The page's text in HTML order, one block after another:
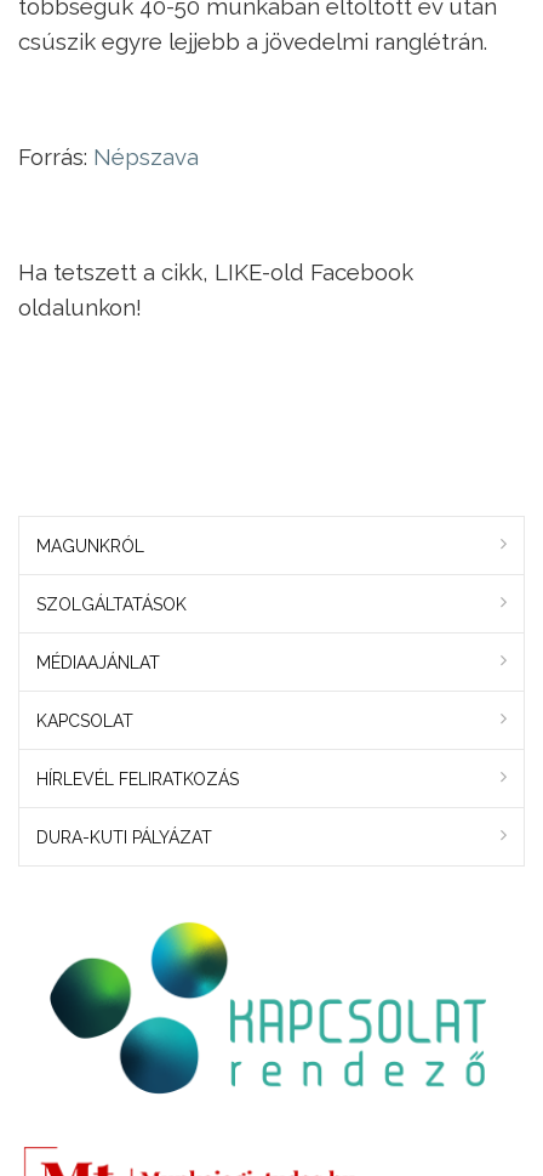
többségük 40-50 munkában eltöltött év után
csúszik egyre lejjebb a jövedelmi ranglétrán.
Forrás: Népszava
Ha tetszett a cikk, LIKE-old Facebook
oldalunkon!
MAGUNKRÓL
SZOLGÁLTATÁSOK
MÉDIAAJÁNLAT
KAPCSOLAT
HÍRLEVÉL FELIRATKOZÁS
DURA-KUTI PÁLYÁZAT